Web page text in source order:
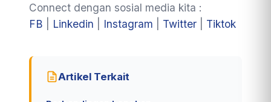
Connect dengan sosial media kita :
FB
Linkedin Instagram Twitter Tiktok
Artikel Terkait